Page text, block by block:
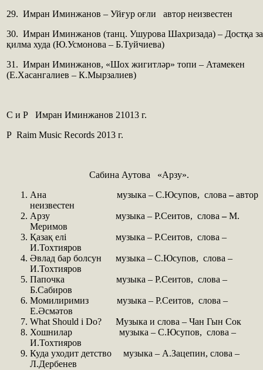
29. Имран Иминжанов – Уйғур оғли автор неизвестен
30. Имран Иминжанов (танц. Ушурова Шахризада) – Достқа
қилма худа (Ю.Усмонова – Б.Туйчиева)
31. Имран Иминжанов, «Шох жигитләр» топи – Атамекен
(Е.Хасангалиев – К.Мырзалиев)
С и Р Имран Иминжанов 21013 г.
Р Raim Music Records 2013 г.
Сабина Аутова «Арзу».
Ана музыка – С.Юсупов, слова–автор
неизвестен
Арзу музыка – Р.Сеитов, слова–М.
Меримов
Қазақ елі музыка – Р.Сеитов, слова –
И.Тохтияров
Әвлад бар болсун музыка – С.Юсупов, слова –
И.Тохтияров
Папочка музыка – Р.Сеитов, слова –
Б.Сабиров
Момилиримиз музыка – Р.Сеитов, слова –
Е.Әсмәтов
What Should i Do? Музыка и слова – Чан Гын Сок
Хошнилар музыка – С.Юсупов, слова –
И.Тохтияров
Куда уходит детство музыка – А.Зацепин, слова –
Л.Дербенев